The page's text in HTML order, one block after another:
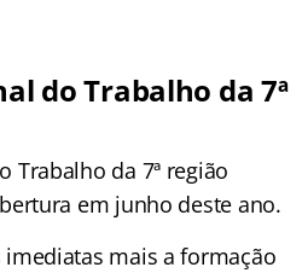
do Trabalho da 7ª
Trabalho da 7ª região
em junho deste ano.
imediatas mais a formação